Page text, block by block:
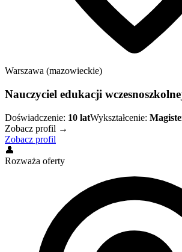
Warszawa (mazowieckie)
Nauczyciel edukacji
Doświadczenie: 10 latWykształcenie:
Zobacz profil →
Zobacz profil
👤
Rozważa oferty